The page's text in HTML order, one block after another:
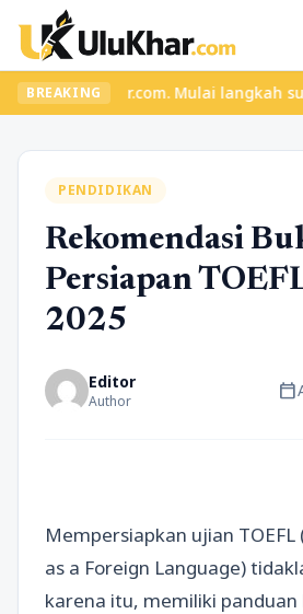
BREAKING Mulai langkah
PENDIDIKAN
Rekomendasi
Persiapan
2025
Editor
Author calendar_today
Mempersiapkan ujian TOEFL
as a Foreign Language)
karena itu, memiliki